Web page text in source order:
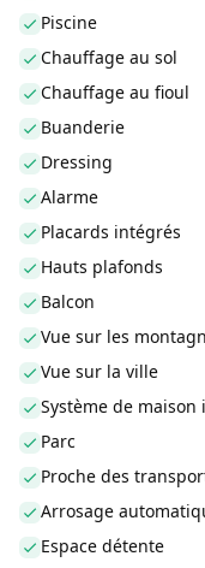
Piscine
Chauffage au sol
Chauffage au fioul
Buanderie
Dressing
Alarme
Placards intégrés
Hauts plafonds
Balcon
Vue sur les
Vue sur la ville
Système de
Parc
Proche des
Arrosage
Espace détente